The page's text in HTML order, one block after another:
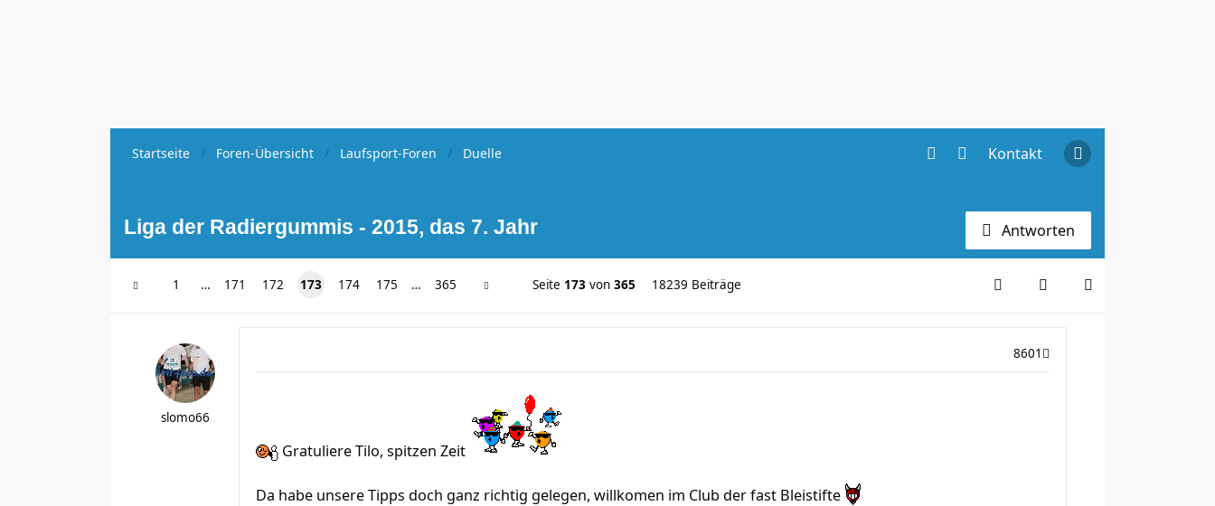
Kontakt
Startseite Foren-Übersicht Laufsport-Foren Duelle
Liga der Radiergummis - 2015, das 7. Jahr Antworten
1 … 171 172 173 174 175 … 365 Seite 173 von 365 18239 Beiträge
slomo66
8601
Gratuliere Tilo, spitzen Zeit
Da habe unsere Tipps doch ganz richtig gelegen, willkomen im Club der fast Bleistifte